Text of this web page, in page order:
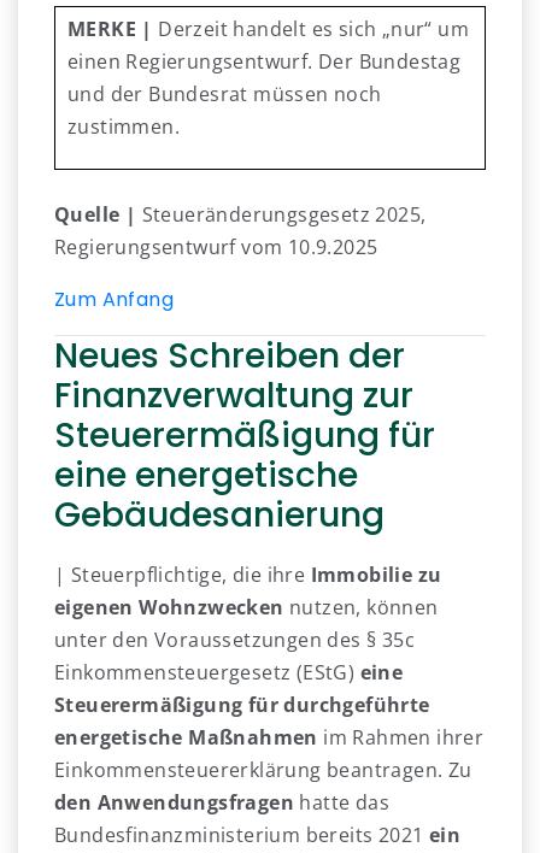
MERKE | Derzeit handelt es sich „nur“ um
einen Regierungsentwurf. Der Bundestag
und der Bundesrat müssen noch
zustimmen.
Quelle | Steueränderungsgesetz 2025,
Regierungsentwurf vom 10.9.2025
Zum Anfang
Neues Schreiben der
Finanzverwaltung zur
Steuerermäßigung für
eine energetische
Gebäudesanierung
| Steuerpflichtige, die ihre Immobilie zu
eigenen Wohnzwecken nutzen, können
unter den Voraussetzungen des § 35c
Einkommensteuergesetz (EStG) eine
Steuerermäßigung für durchgeführte
energetische Maßnahmen im Rahmen ihrer
Einkommensteuererklärung beantragen. Zu
den Anwendungsfragen hatte das
Bundesfinanzministerium bereits 2021 ein